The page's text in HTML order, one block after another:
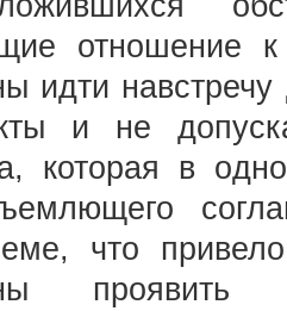
отношение к
идти навстречу
и не
которая в
что
проявить